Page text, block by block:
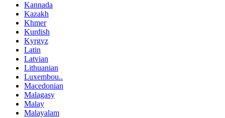
Kannada
Kazakh
Khmer
Kurdish
Kyrgyz
Latin
Latvian
Lithuanian
Luxembou..
Macedonian
Malagasy
Malay
Malayalam